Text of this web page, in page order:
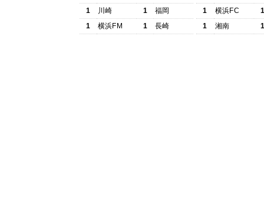
1
川崎 1
福岡
1
横浜FM 1 長崎
1
横浜FC
1
湘南